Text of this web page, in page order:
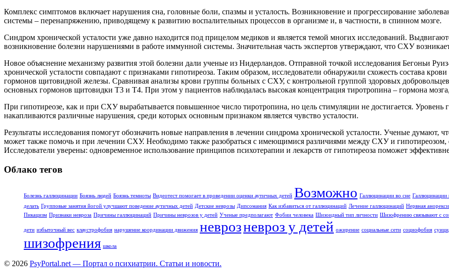
Комплекс симптомов включает нарушения сна, головные боли, спазмы и усталость. Возникновение и прогрессирование
системы – перенапряжению, приводящему к развитию воспалительных процессов в организме и, в частности, в спинном мозге.
Синдром хронической усталости уже давно находится под прицелом медиков и является темой многих исследований.
возникновение болезни нарушениями в работе иммунной системы. Значительная часть экспертов утверждают, что СХУ
Новое объяснение механизму развития этой болезни дали ученые из Нидерландов. Отправной точкой исследования Бегоньи
хронической усталости совпадают с признаками гипотиреоза. Таким образом, исследователи обнаружили схожесть состава
гормонов щитовидной железы. Сравнивая анализы крови группы больных с СХУ, с контрольной группой здоровых
основных гормонов щитовидки Т3 и Т4. При этом у пациентов наблюдалась высокая концентрация тиротропина – гормона
При гипотиреозе, как и при СХУ вырабатывается повышенное число тиротропина, но цель стимуляции не достигается. Уровень
накапливаются различные нарушения, среди которых основным признаком является чувство усталости.
Результаты исследования помогут обозначить новые направления в лечении синдрома хронической усталости. Ученые думают,
может также помочь и при лечении СХУ. Необходимо также разобраться с имеющимися различиями между СХУ и
Исследователи уверены: одновременное использование принципов психотерапии и лекарств от гипотиреоза поможет
Облако тегов
Болезнь галлюцинации Боязнь людей Боязнь темноты Видеотест помогает в проведении оценки аутичных детей Возможно Галлюцинации во сне Галлюцинации
делать Групповые занятия йогой улучшают поведение аутичных детей Детские неврозы Дипсомания Как избавиться от галлюцинаций Лечение галлюцинаций Нервная
Пикацизм Признаки невроза Причины галлюцинаций Причины неврозов у детей Ученые предполагают Фобии человека Шизоидный тип личности Шизофрению связывают с
дети избыточный вес клаустрофобия нарушение координации движения неврозневроз у детей ожирение социальные сети социофобия
шизофрения школа
© 2026 PsyPortal.net — Портал о психиатрии. Статьи и новости.